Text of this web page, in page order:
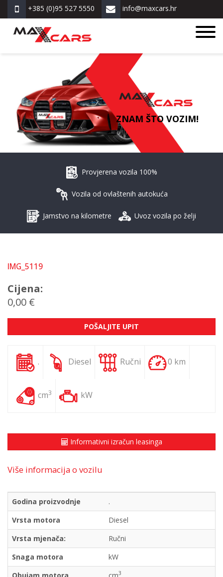
+385 (0)95 527 5550 info@maxcars.hr
ZNAM ŠTO VOZIM!
Provjerena vozila 100%
Vozila od ovlaštenih autokuća
Jamstvo na kilometre Uvoz vozila po želji
IMG_5119
Cijena:
0,00 €
POŠALJITE UPIT
. Diesel Ručni 0 km
cm3 kW
Informativni izračun leasinga
Više informacija o vozilu
Godina proizvodnje
.
Vrsta motora
Diesel
Vrsta mjenača:
Ručni
Snaga motora
kW
Obujam motora
cm3